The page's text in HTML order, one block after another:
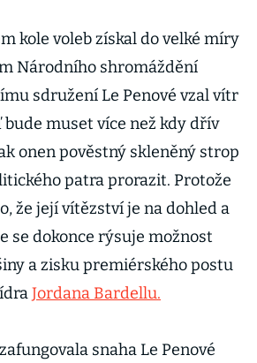
kole voleb získal do velké míry
Národního shromáždění
sdružení Le Penové vzal vítr
muset více než kdy dřív
onen pověstný skleněný strop
patra prorazit. Protože
že její vítězství je na dohled a
se dokonce rýsuje možnost
a zisku premiérského postu
Jordana Bardellu.
snaha Le Penové